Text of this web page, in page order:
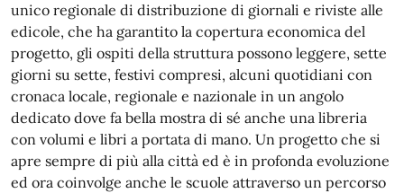
unico regionale di distribuzione di giornali e riviste alle
edicole, che ha garantito la copertura economica del
progetto, gli ospiti della struttura possono leggere, sette
giorni su sette, festivi compresi, alcuni quotidiani con
cronaca locale, regionale e nazionale in un angolo
dedicato dove fa bella mostra di sé anche una libreria
con volumi e libri a portata di mano. Un progetto che si
apre sempre di più alla città ed è in profonda evoluzione
ed ora coinvolge anche le scuole attraverso un percorso